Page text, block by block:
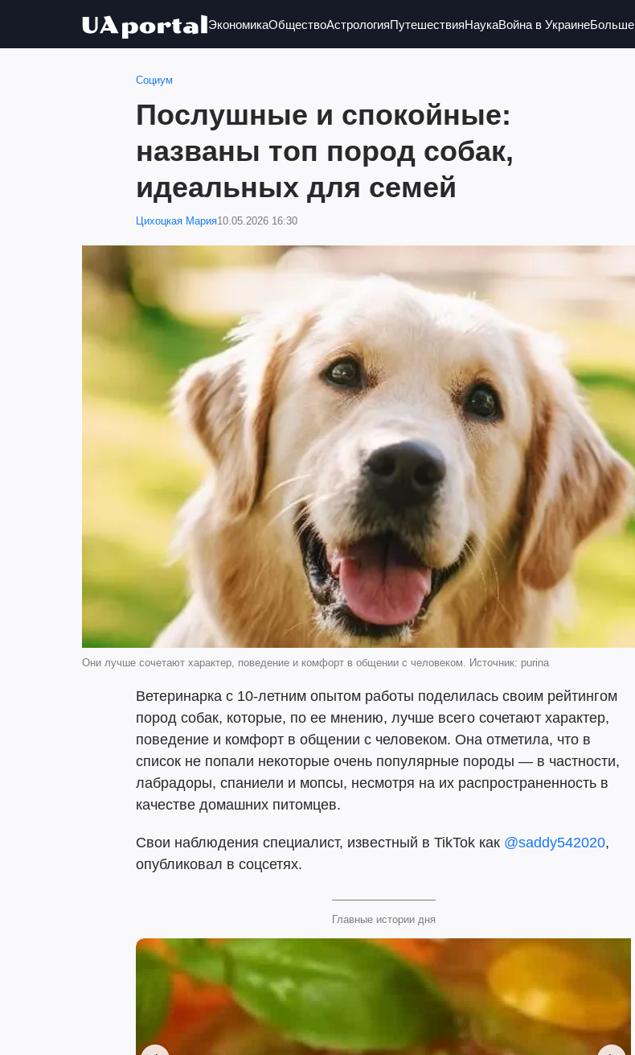
ЭкономикаОбществоАстрологияПутешествияНаукаВойна в УкраинеБольше
Социум
Послушные и спокойные:
названы топ пород собак,
идеальных для семей
Цихоцкая Мария10.05.2026 16:30
Они лучше сочетают характер, поведение и комфорт в общении с человеком. Источник: purina
Ветеринарка с 10-летним опытом работы поделилась своим рейтингом
пород собак, которые, по ее мнению, лучше всего сочетают характер,
поведение и комфорт в общении с человеком. Она отметила, что в
список не попали некоторые очень популярные породы — в частности,
лабрадоры, спаниели и мопсы, несмотря на их распространенность в
качестве домашних питомцев.
Свои наблюдения специалист, известный в TikTok как @saddy542020,
опубликовал в соцсетях.
Главные истории дня